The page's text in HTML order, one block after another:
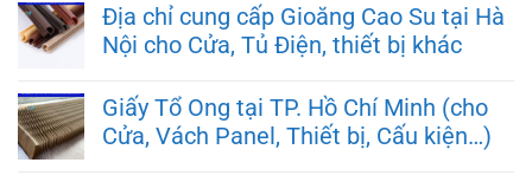
Địa chỉ cung cấp Gioăng Cao Su tại Hà
Nội cho Cửa, Tủ Điện, thiết bị khác
Giấy Tổ Ong tại TP. Hồ Chí Minh (cho
Cửa, Vách Panel, Thiết bị, Cấu kiện…)